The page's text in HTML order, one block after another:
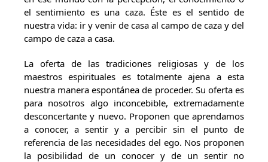
el sentimiento es una caza. Éste es el sentido de
nuestra vida: ir y venir de casa al campo de caza y del
campo de caza a casa.
La oferta de las tradiciones religiosas y de los
maestros espirituales es totalmente ajena a esta
nuestra manera espontánea de proceder. Su oferta es
para nosotros algo inconcebible, extremadamente
desconcertante y nuevo. Proponen que aprendamos
a conocer, a sentir y a percibir sin el punto de
referencia de las necesidades del ego. Nos proponen
la posibilidad de un conocer y de un sentir no